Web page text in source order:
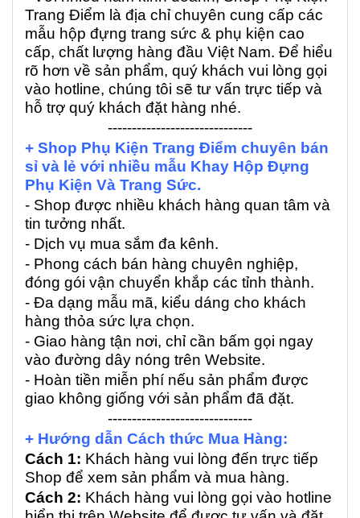
Trang Điểm là địa chỉ chuyên cung cấp các
mẫu hộp đựng trang sức & phụ kiện cao
cấp, chất lượng hàng đầu Việt Nam. Để hiểu
rõ hơn về sản phẩm, quý khách vui lòng gọi
vào hotline, chúng tôi sẽ tư vấn trực tiếp và
hỗ trợ quý khách đặt hàng nhé.
------------------------------
+ Shop Phụ Kiện Trang Điểm chuyên bán
sỉ và lẻ với nhiều mẫu Khay Hộp Đựng
Phụ Kiện Và Trang Sức.
- Shop được nhiều khách hàng quan tâm và
tin tưởng nhất.
- Dịch vụ mua sắm đa kênh.
- Phong cách bán hàng chuyên nghiệp,
đóng gói vận chuyển khắp các tỉnh thành.
- Đa dạng mẫu mã, kiểu dáng cho khách
hàng thỏa sức lựa chọn.
- Giao hàng tận nơi, chỉ cần bấm gọi ngay
vào đường dây nóng trên Website.
- Hoàn tiền miễn phí nếu sản phẩm được
giao không giống với sản phẩm đã đặt.
------------------------------
+ Hướng dẫn Cách thức Mua Hàng:
Cách 1: Khách hàng vui lòng đến trực tiếp
Shop để xem sản phẩm và mua hàng.
Cách 2: Khách hàng vui lòng gọi vào hotline